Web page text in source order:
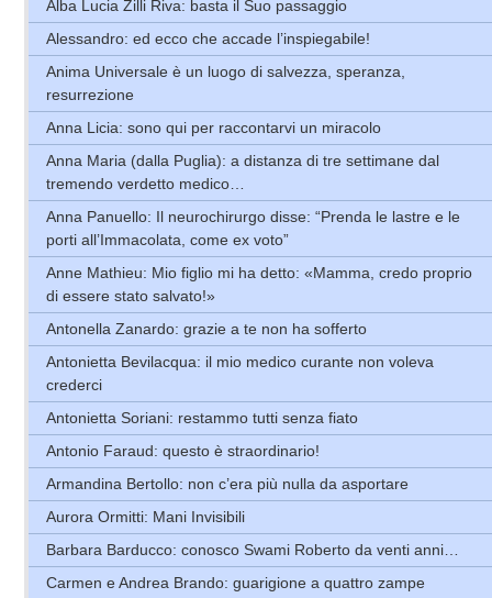
Alba Lucia Zilli Riva: basta il Suo passaggio
Alessandro: ed ecco che accade l’inspiegabile!
Anima Universale è un luogo di salvezza, speranza,
resurrezione
Anna Licia: sono qui per raccontarvi un miracolo
Anna Maria (dalla Puglia): a distanza di tre settimane dal
tremendo verdetto medico…
Anna Panuello: Il neurochirurgo disse: “Prenda le lastre e le
porti all’Immacolata, come ex voto”
Anne Mathieu: Mio figlio mi ha detto: «Mamma, credo proprio
di essere stato salvato!»
Antonella Zanardo: grazie a te non ha sofferto
Antonietta Bevilacqua: il mio medico curante non voleva
crederci
Antonietta Soriani: restammo tutti senza fiato
Antonio Faraud: questo è straordinario!
Armandina Bertollo: non c’era più nulla da asportare
Aurora Ormitti: Mani Invisibili
Barbara Barducco: conosco Swami Roberto da venti anni…
Carmen e Andrea Brando: guarigione a quattro zampe